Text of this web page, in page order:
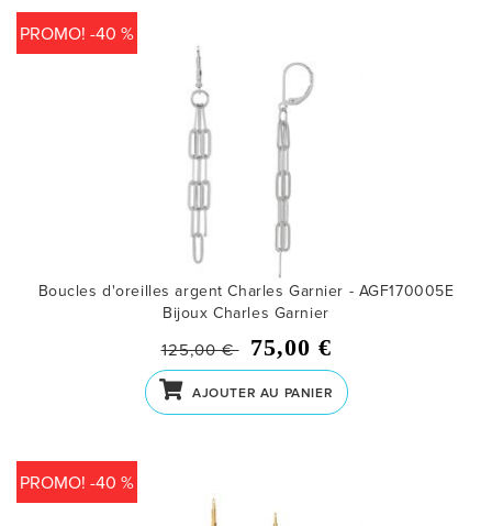
PROMO! -40 %
Boucles d'oreilles argent Charles Garnier - AGF170005E
Bijoux Charles Garnier
125,00 € 75,00 €
AJOUTER AU PANIER
PROMO! -40 %